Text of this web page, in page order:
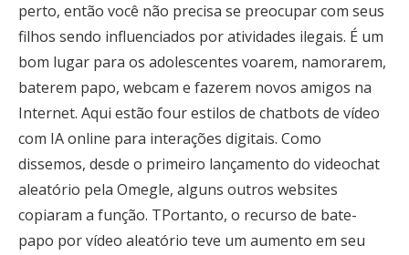
perto, então você não precisa se preocupar com seus
filhos sendo influenciados por atividades ilegais. É um
bom lugar para os adolescentes voarem, namorarem,
baterem papo, webcam e fazerem novos amigos na
Internet. Aqui estão four estilos de chatbots de vídeo
com IA online para interações digitais. Como
dissemos, desde o primeiro lançamento do videochat
aleatório pela Omegle, alguns outros websites
copiaram a função. TPortanto, o recurso de bate-
papo por vídeo aleatório teve um aumento em seu